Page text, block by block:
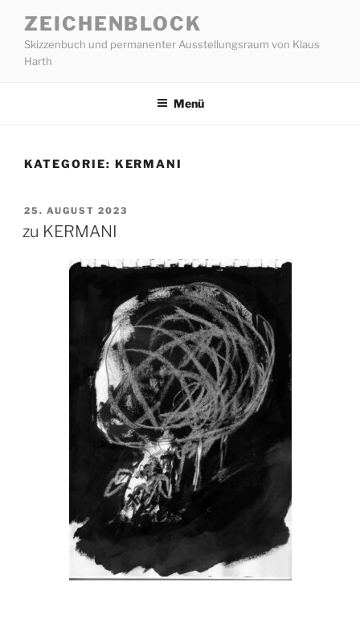
Inhalt
springen
ZEICHENBLOCK
Skizzenbuch und permanenter Ausstellungsraum von Klaus
Harth
Menü
KATEGORIE: KERMANI
VERÖFFENTLICHT
25. AUGUST 2023
zu KERMANI